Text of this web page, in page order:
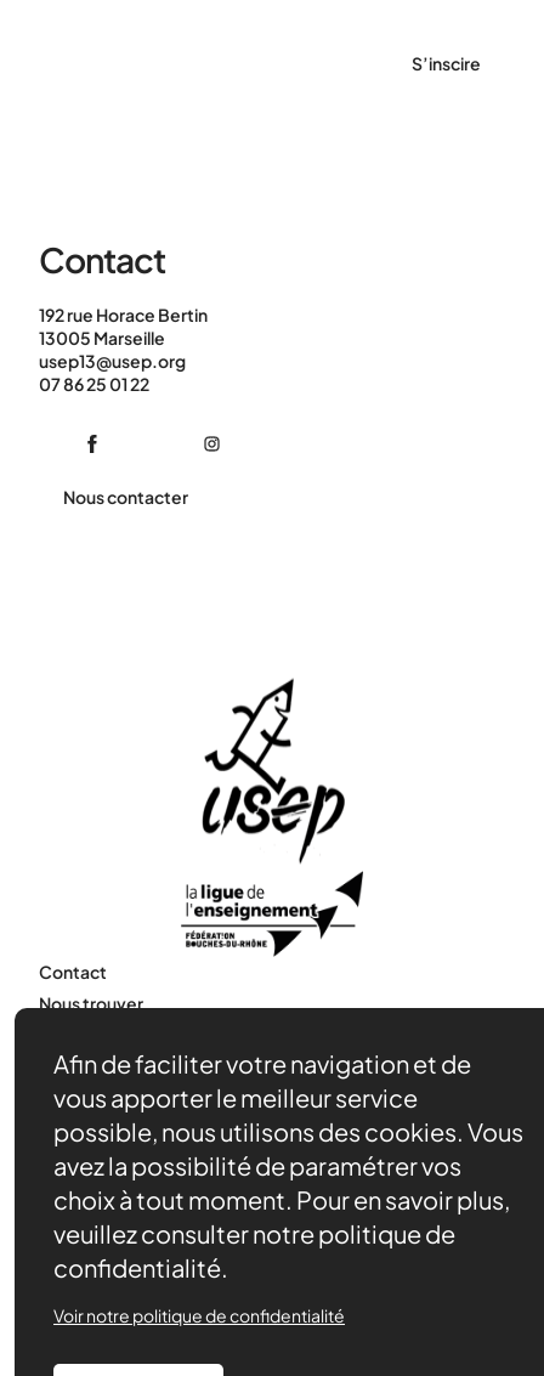
S’inscire
Contact
192 rue Horace Bertin
13005 Marseille
usep13@usep.org
07 86 25 01 22
Nous contacter
Contact
Nous trouver
Adhérer
Actualités
Devenir partenaire
Politique de confidentialité
Made by 148
Afin de faciliter votre navigation et de
vous apporter le meilleur service
possible, nous utilisons des cookies. Vous
avez la possibilité de paramétrer vos
choix à tout moment. Pour en savoir plus,
veuillez consulter notre politique de
confidentialité.
Voir notre politique de confidentialité